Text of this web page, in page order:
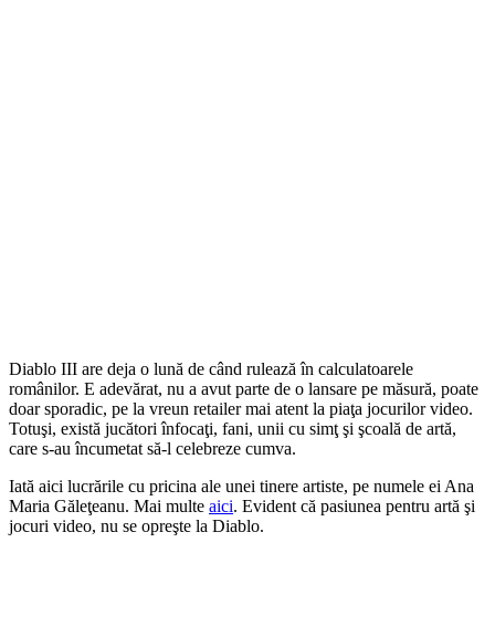
Diablo III are deja o lună de când rulează în calculatoarele
românilor. E adevărat, nu a avut parte de o lansare pe măsură, poate
doar sporadic, pe la vreun retailer mai atent la piaţa jocurilor video.
Totuşi, există jucători înfocaţi, fani, unii cu simţ şi şcoală de artă,
care s-au încumetat să-l celebreze cumva.
Iată aici lucrările cu pricina ale unei tinere artiste, pe numele ei Ana
Maria Găleţeanu. Mai multe aici. Evident că pasiunea pentru artă şi
jocuri video, nu se opreşte la Diablo.